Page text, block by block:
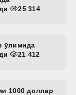
25 314
ўлимида
21 412
1000 доллар